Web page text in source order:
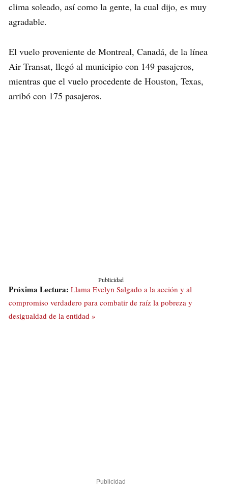
clima soleado, así como la gente, la cual dijo, es muy
agradable.
El vuelo proveniente de Montreal, Canadá, de la línea
Air Transat, llegó al municipio con 149 pasajeros,
mientras que el vuelo procedente de Houston, Texas,
arribó con 175 pasajeros.
Publicidad
Próxima Lectura: Llama Evelyn Salgado a la acción y al
compromiso verdadero para combatir de raíz la pobreza y
desigualdad de la entidad »
Publicidad